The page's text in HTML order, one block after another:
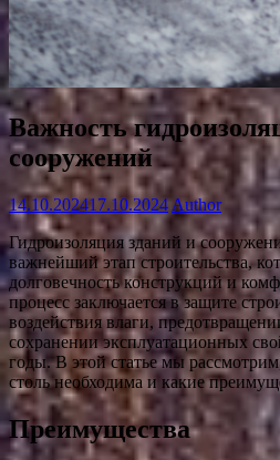
Важность
сооружений
14.10.202417.10.2024 Author
Гидроизоляция зданий и
важнейший этап строительства,
долговечность конструкций и
процесс заключается в защите
воздействия влаги,
сохранении эксплуатационных
годы. В этой статье мы
столь необходима и какие
Преимущества